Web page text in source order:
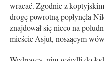
wracać. Zgodnie z
drogę powrotną popłynęła
znajdował się nieco na
mieście Asjut, noszącym